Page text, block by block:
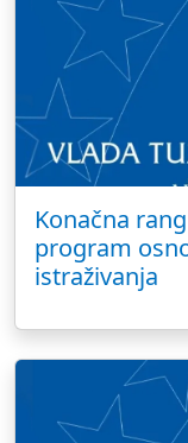
Konačna
program
istraživanja